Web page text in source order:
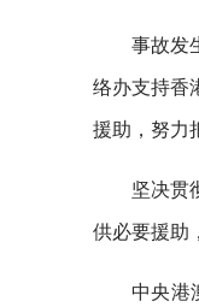
事故发
络办支持香
援助，努力
坚决贯
供必要援助
中央港